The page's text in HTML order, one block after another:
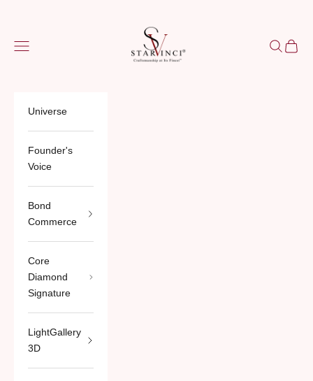
選單 搜尋購物車
Universe
Founder's
Voice
Bond
Commerce
Core
Diamond
Signature
LightGallery
3D